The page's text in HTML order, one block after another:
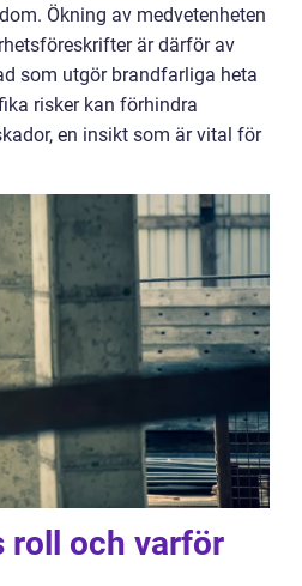
Ökning av medvetenheten
är därför av
som utgör brandfarliga heta
risker kan förhindra
en insikt som är vital för
roll och varför